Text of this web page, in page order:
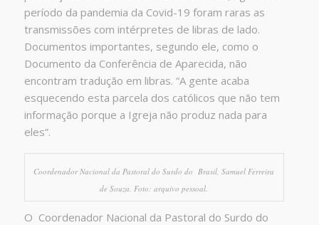
período da pandemia da Covid-19 foram raras as
transmissões com intérpretes de libras de lado.
Documentos importantes, segundo ele, como o
Documento da Conferência de Aparecida, não
encontram tradução em libras. “A gente acaba
esquecendo esta parcela dos católicos que não tem
informação porque a Igreja não produz nada para
eles”.
Coordenador Nacional da Pastoral do Surdo do Brasil, Samuel Ferreira
de Souza. Foto: arquivo pessoal.
O Coordenador Nacional da Pastoral do Surdo do